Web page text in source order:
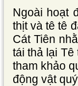
Ngoài hoạt
thịt và tê tê
Cát Tiên
tái thả lại
tham khảo
động vật